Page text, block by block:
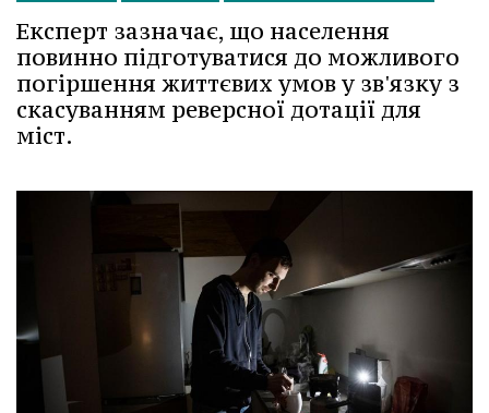
Експерт зазначає, що населення
повинно підготуватися до можливого
погіршення життєвих умов у зв'язку з
скасуванням реверсної дотації для
міст.